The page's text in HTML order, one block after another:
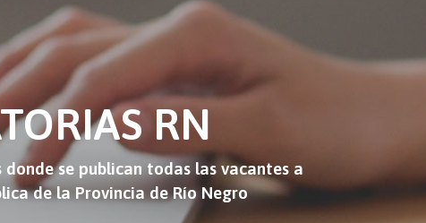
RN
se publican todas las vacantes a
de la Provincia de Río Negro